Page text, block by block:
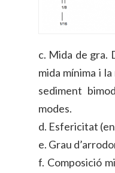
c. Mida de gra.
mida mínima i
sediment
modes.
d. Esfericitat
e. Grau
f. Composició